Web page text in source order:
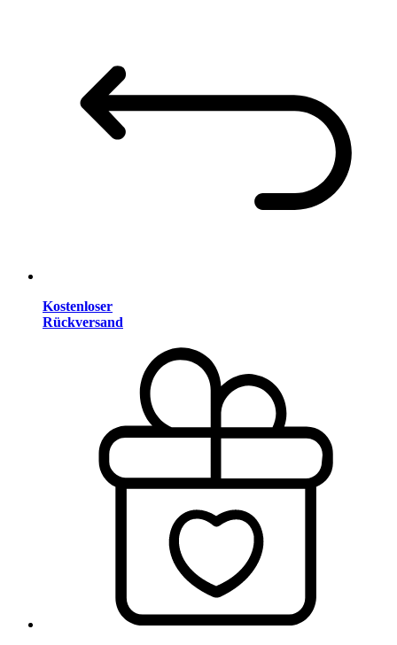
Kostenloser
Rückversand